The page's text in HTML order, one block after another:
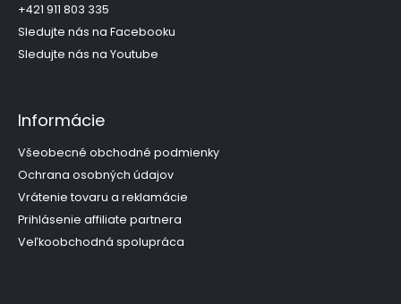
+421 911 803 335
Sledujte nás na Facebooku
Sledujte nás na Youtube
Informácie
Všeobecné obchodné podmienky
Ochrana osobných údajov
Vrátenie tovaru a reklamácie
Prihlásenie affiliate partnera
Veľkoobchodná spolupráca